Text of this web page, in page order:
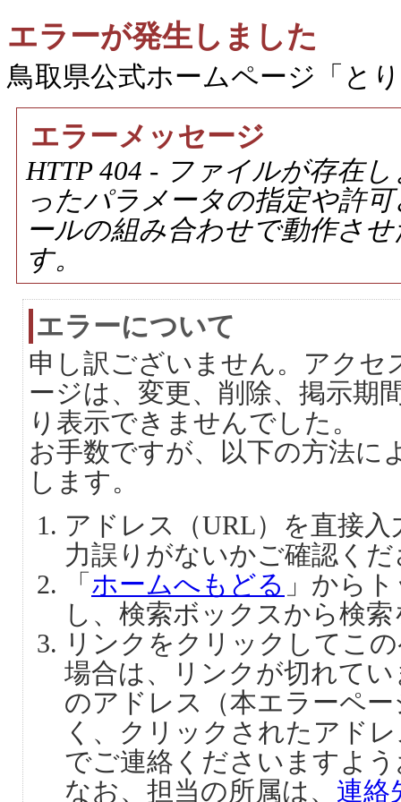
エラーが発生しました
鳥取県公式ホームページ「と
エラーメッセージ
HTTP 404 - ファイルが存在
ったパラメータの指定や許
ールの組み合わせで動作さ
す。
エラーについて
申し訳ございません。アクセ
ージは、変更、削除、掲示期
り表示できませんでした。
お手数ですが、以下の方法に
します。
アドレス（URL）を直接
力誤りがないかご確認く
「 ホームへもどる 」から
し、検索ボックスから検
リンクをクリックしてこ
場合は、リンクが切れて
のアドレス（本エラーペ
く、クリックされたアド
でご連絡くださいますよ
なお、担当の所属は、 連絡